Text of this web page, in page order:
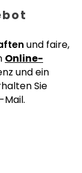
und faire,
Online-
und ein
Sie